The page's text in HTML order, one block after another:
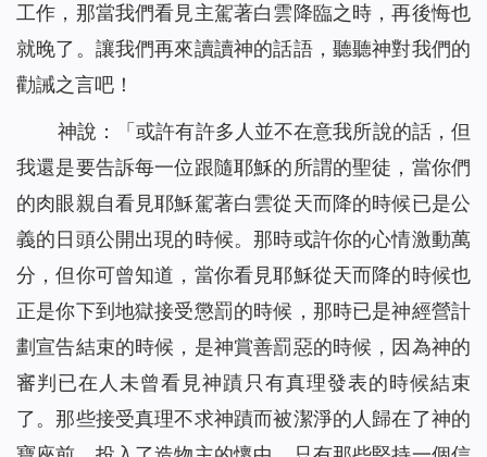
工作，那當我們看見主駕著白雲降臨之時，再後悔也
就晚了。讓我們再來讀讀神的話語，聽聽神對我們的
勸誡之言吧！
神說：「或許有許多人並不在意我所說的話，但
我還是要告訴每一位跟隨耶穌的所謂的聖徒，當你們
的肉眼親自看見耶穌駕著白雲從天而降的時候已是公
義的日頭公開出現的時候。那時或許你的心情激動萬
分，但你可曾知道，當你看見耶穌從天而降的時候也
正是你下到地獄接受懲罰的時候，那時已是神經營計
劃宣告結束的時候，是神賞善罰惡的時候，因為神的
審判已在人未曾看見神蹟只有真理發表的時候結束
了。那些接受真理不求神蹟而被潔淨的人歸在了神的